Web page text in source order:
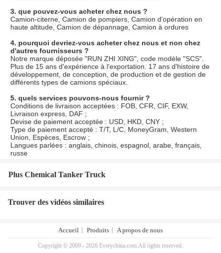
3. que pouvez-vous acheter chez nous ?
Camion-citerne, Camion de pompiers, Camion d'opération en
haute altitude, Camion de dépannage, Camion à ordures
4. pourquoi devriez-vous acheter chez nous et non chez
d'autres fournisseurs ?
Notre marque déposée "RUN ZHI XING", code modèle "SCS".
Plus de 15 ans d'expérience à l'exportation. 17 ans d'histoire de
développement, de conception, de production et de gestion de
différents types de camions spéciaux.
5. quels services pouvons-nous fournir ?
Conditions de livraison acceptées : FOB, CFR, CIF, EXW,
Livraison express, DAF ;
Devise de paiement acceptée : USD, HKD, CNY ;
Type de paiement accepté : T/T, L/C, MoneyGram, Western
Union, Espèces, Escrow ;
Langues parlées : anglais, chinois, espagnol, arabe, français,
russe
Plus Chemical Tanker Truck
Trouver des vidéos similaires
Accueil Produits A propos de nous
Copyright © 2009 - 2026 Everychina.com.All rights reserved.